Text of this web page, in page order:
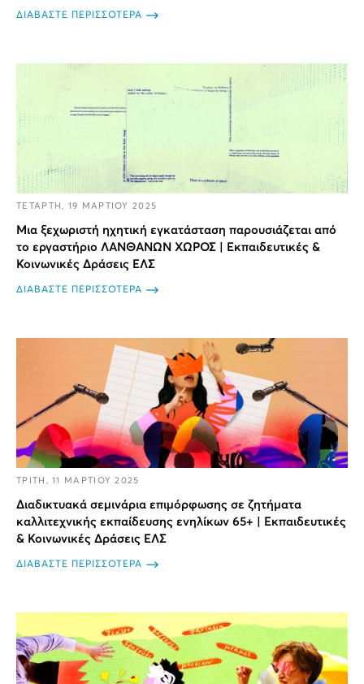
ΔΙΑΒΑΣΤΕ ΠΕΡΙΣΣΟΤΕΡΑ
ΤΕΤΑΡΤΗ, 19 ΜΑΡΤΙΟΥ 2025
Μια ξεχωριστή ηχητική εγκατάσταση παρουσιάζεται από
το εργαστήριο ΛΑΝΘΑΝΩΝ ΧΩΡΟΣ | Εκπαιδευτικές &
Κοινωνικές Δράσεις ΕΛΣ
ΔΙΑΒΑΣΤΕ ΠΕΡΙΣΣΟΤΕΡΑ
ΤΡΙΤΗ, 11 ΜΑΡΤΙΟΥ 2025
Διαδικτυακά σεμινάρια επιμόρφωσης σε ζητήματα
καλλιτεχνικής εκπαίδευσης ενηλίκων 65+ | Εκπαιδευτικές
& Κοινωνικές Δράσεις ΕΛΣ
ΔΙΑΒΑΣΤΕ ΠΕΡΙΣΣΟΤΕΡΑ